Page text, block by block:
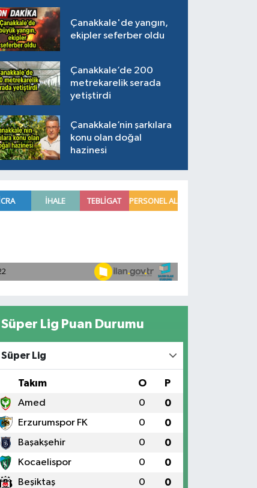
Çanakkale'de yangın,
ekipler seferber oldu
Çanakkale’de 200
metrekarelik serada
yetiştirdi
Çanakkale’nin şarkılara
konu olan doğal
hazinesi
Süper Lig Puan Durumu
Süper Lig
Takım O P
Amed 0 0
Erzurumspor FK 0 0
Başakşehir 0 0
Kocaelispor 0 0
Beşiktaş 0 0